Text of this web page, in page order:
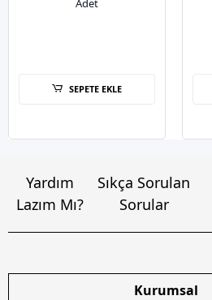
Adet
SEPETE EKLE
Yardım
Lazım Mı?
Sıkça Sorulan
Sorular
Kurumsal